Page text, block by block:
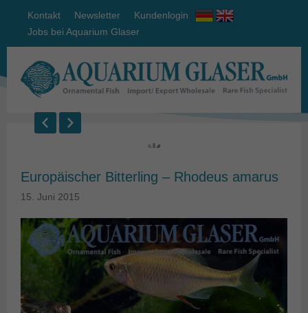
Kontakt Newsletter
Kundenlogin
Jobs bei Aquarium Glaser
Europäischer Bitterling – Rhodeus amarus
15. Juni 2015